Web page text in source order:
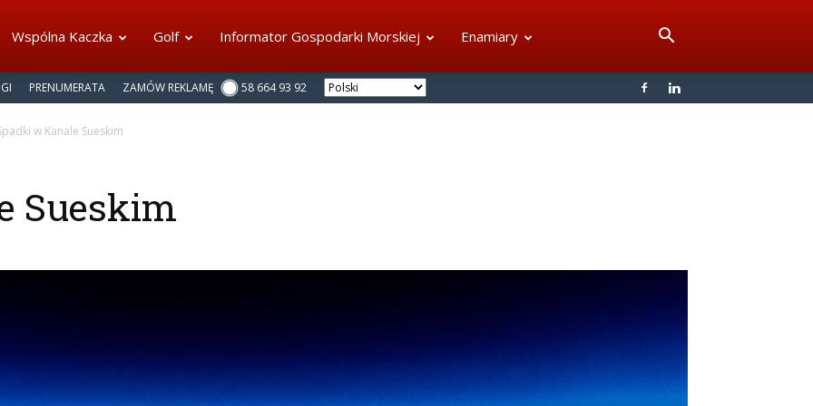
Wspólna Kaczka Golf Informator Gospodarki Morskiej Enamiary
PRENUMERATA ZAMÓW REKLAMĘ 58 664 93 92
w Kanale Sueskim
Sueskim